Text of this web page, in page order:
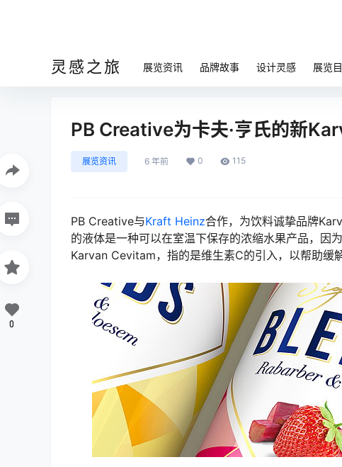
灵感之旅 展览资讯 品牌故事 设计灵感 展览
PB Creative为卡夫·亨氏的新
展览资讯 6 年前 0 115
PB Creative与Kraft Heinz合作，为饮料诚挚品牌
的液体是一种可以在室温下保存的浓缩水果产品，因
Karvan Cevitam，指的是维生素C的引入，以帮助缓
0